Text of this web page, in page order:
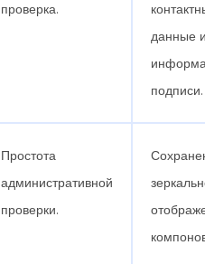
проверка.
данные
подписи.
Простота
административной
проверки.